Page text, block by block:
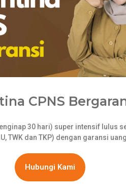
CPNS
30 hari) super intensif lulus
TWK dan TKP) dengan garansi
Hubungi Kami